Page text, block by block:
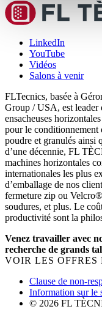
LinkedIn
YouTube
Vidéos
Salons à venir
FLTecnics, basée à
Group / USA, est leader
ensacheuses
pour le conditionnement
poudre et granulés ainsi
d’une décennie, FL
machines horizontales
internationales les plus
d’emballage de nos
fermeture zip ou
soudures, et plus. Le
productivité sont la
Venez travailler avec
recherche de grands
VOIR LES OFFRES
Clause de non-
Information sur le
© 2026 FL